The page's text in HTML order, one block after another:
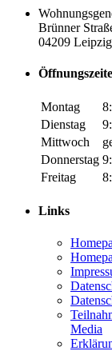
Brünner
04209 Leipzig
Montag
Dienstag
Mittwoch
Donnerstag
Freitag
Links
Media